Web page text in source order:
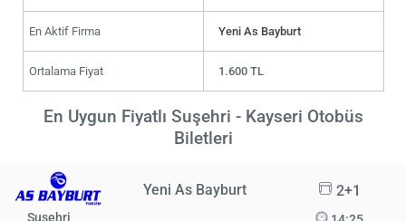
En Aktif Firma Yeni As Bayburt
Ortalama Fiyat 1.600 TL
En Uygun Fiyatlı Suşehri - Kayseri Otobüs
Biletleri
Yeni As Bayburt 2+1
Suşehri